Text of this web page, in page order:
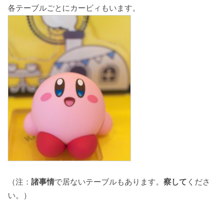
各テーブルごとにカービィもいます。
（注： 諸事情で居ないテーブルもあります。 察して くださ
い。）